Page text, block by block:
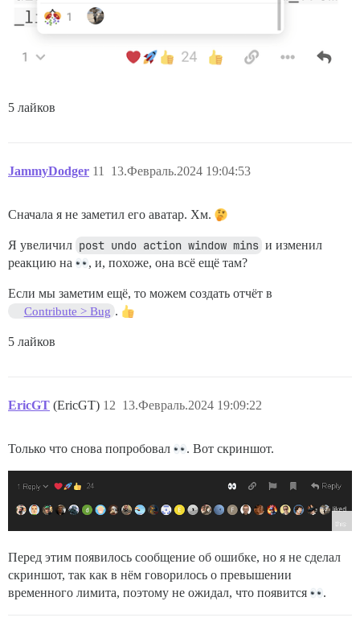
5 лайков
JammyDodger 13.Февраль.2024 19:04:53
11
Сначала я не заметил его аватар. Хм.
Я увеличил post undo action window mins и изменил
реакцию на
, и, похоже, она всё ещё там?
Если мы заметим ещё, то можем создать отчёт в
Contribute > Bug .
5 лайков
EricGT (EricGT) 13.Февраль.2024 19:09:22
12
Только что снова попробовал . Вот скриншот.
Перед этим появилось сообщение об ошибке, но я не сделал
скриншот, так как в нём говорилось о превышении
временного лимита, поэтому не ожидал, что появится
.